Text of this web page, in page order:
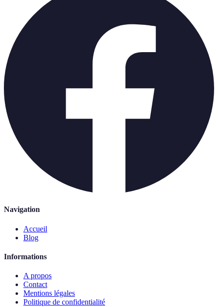
Navigation
Accueil
Blog
Informations
A propos
Contact
Mentions légales
Politique de confidentialité